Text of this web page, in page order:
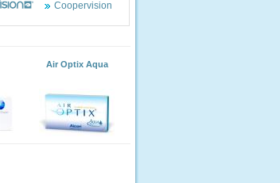
Coopervision
Air Optix Aqua